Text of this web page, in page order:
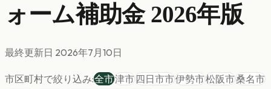
ォーム補助金 2026年版
最終更新日 2026年7月10日
市区町村で絞り込み:全市津市四日市市伊勢市松阪市桑名市